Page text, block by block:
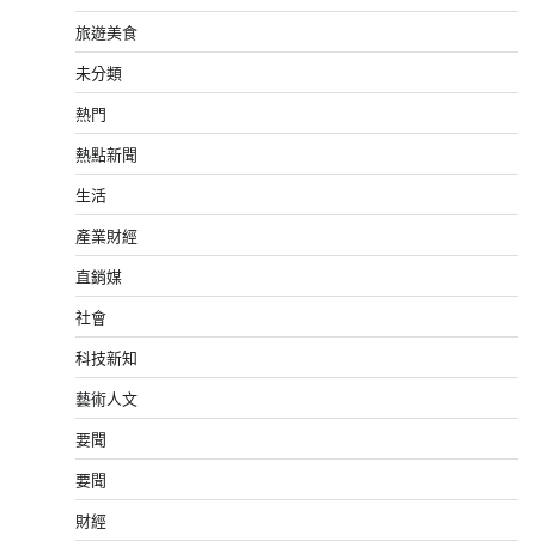
旅遊美食
未分類
熱門
熱點新聞
生活
產業財經
直銷媒
社會
科技新知
藝術人文
要聞
要聞
財經